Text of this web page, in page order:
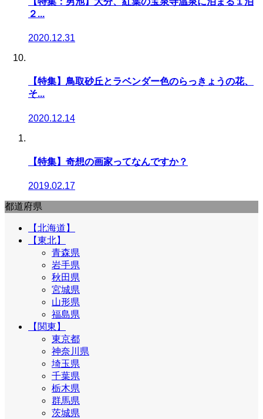
２...
2020.12.31
【特集】鳥取砂丘とラベンダー色のらっきょうの花、
そ...
2020.12.14
【特集】奇想の画家ってなんですか？
2019.02.17
都道府県
【北海道】
【東北】
青森県
岩手県
秋田県
宮城県
山形県
福島県
【関東】
東京都
神奈川県
埼玉県
千葉県
栃木県
群馬県
茨城県